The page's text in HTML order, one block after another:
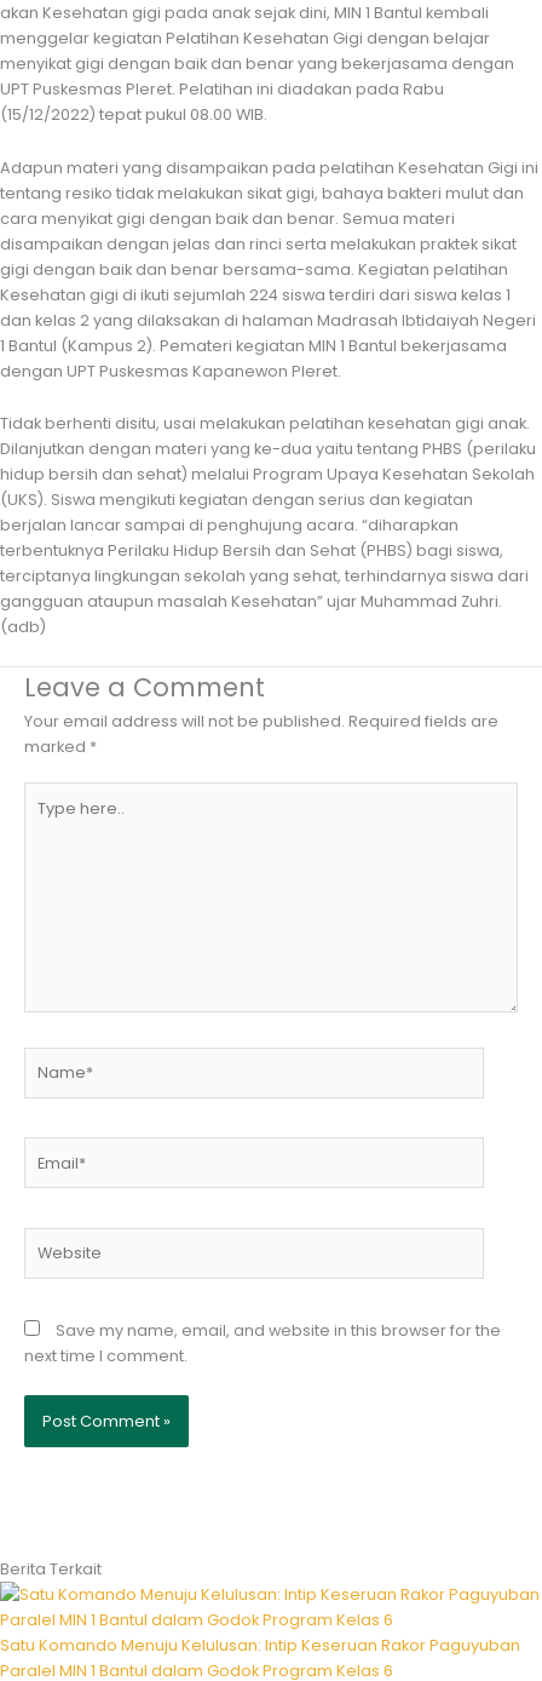
akan Kesehatan gigi pada anak sejak dini, MIN 1 Bantul kembali
menggelar kegiatan Pelatihan Kesehatan Gigi dengan belajar
menyikat gigi dengan baik dan benar yang bekerjasama dengan
UPT Puskesmas Pleret. Pelatihan ini diadakan pada Rabu
(15/12/2022) tepat pukul 08.00 WIB.
Adapun materi yang disampaikan pada pelatihan Kesehatan Gigi ini
tentang resiko tidak melakukan sikat gigi, bahaya bakteri mulut dan
cara menyikat gigi dengan baik dan benar. Semua materi
disampaikan dengan jelas dan rinci serta melakukan praktek sikat
gigi dengan baik dan benar bersama-sama. Kegiatan pelatihan
Kesehatan gigi di ikuti sejumlah 224 siswa terdiri dari siswa kelas 1
dan kelas 2 yang dilaksakan di halaman Madrasah Ibtidaiyah Negeri
1 Bantul (Kampus 2). Pemateri kegiatan MIN 1 Bantul bekerjasama
dengan UPT Puskesmas Kapanewon Pleret.
Tidak berhenti disitu, usai melakukan pelatihan kesehatan gigi anak.
Dilanjutkan dengan materi yang ke-dua yaitu tentang PHBS (perilaku
hidup bersih dan sehat) melalui Program Upaya Kesehatan Sekolah
(UKS). Siswa mengikuti kegiatan dengan serius dan kegiatan
berjalan lancar sampai di penghujung acara. “diharapkan
terbentuknya Perilaku Hidup Bersih dan Sehat (PHBS) bagi siswa,
terciptanya lingkungan sekolah yang sehat, terhindarnya siswa dari
gangguan ataupun masalah Kesehatan” ujar Muhammad Zuhri.
(adb)
Leave a Comment
Your email address will not be published. Required fields are
marked *
here..
Save my name, email, and website in this browser for the
next time I comment.
Berita Terkait
Satu Komando Menuju Kelulusan: Intip Keseruan Rakor Paguyuban
Paralel MIN 1 Bantul dalam Godok Program Kelas 6